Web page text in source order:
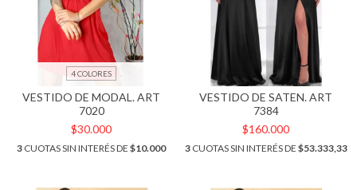
4 COLORES
VESTIDO DE MODAL. ART
7020
$30.000
3 CUOTAS SIN INTERÉS DE $10.000
VESTIDO DE SATEN. ART
7384
$160.000
3CUOTAS SIN INTERÉS DE $53.333,33